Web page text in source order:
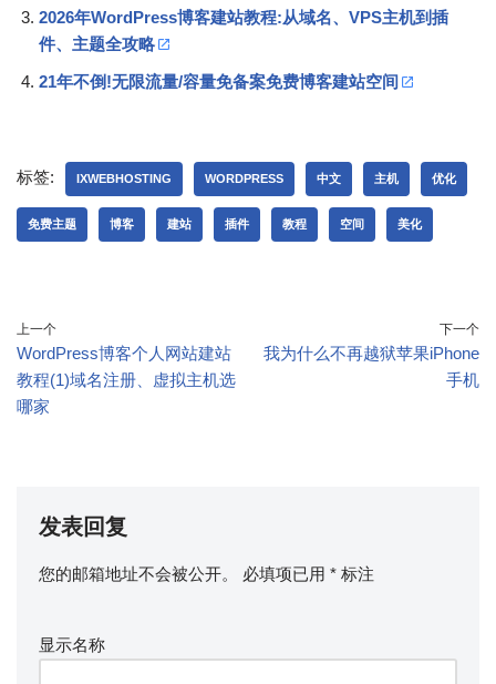
2026年WordPress博客建站教程:从域名、VPS主机到插
件、主题全攻略
21年不倒!无限流量/容量免备案免费博客建站空间
标签: IXWEBHOSTING WORDPRESS 中文 主机 优化
免费主题 博客 建站 插件 教程 空间 美化
上一个
WordPress博客个人网站建站
教程(1)域名注册、虚拟主机选
哪家
下一个
我为什么不再越狱苹果iPhone
手机
发表回复
您的邮箱地址不会被公开。 必填项已用 * 标注
显示名称